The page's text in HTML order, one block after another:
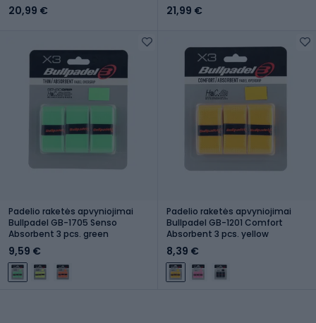
20,99 € 21,99 €
Padelio raketės apvyniojimai
Bullpadel GB-1705 Senso
Absorbent 3 pcs. green
9,59 €
Padelio raketės apvyniojimai
Bullpadel GB-1201 Comfort
Absorbent 3 pcs. yellow
8,39 €